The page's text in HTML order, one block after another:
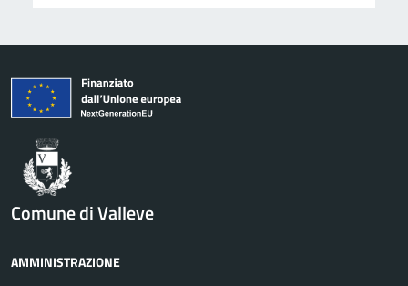
Comune di Valleve
AMMINISTRAZIONE